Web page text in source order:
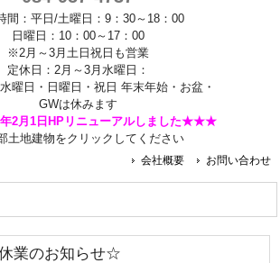
間：平日/土曜日：9：30～18：00
日曜日：10：00～17：00
※2月～3月土日祝日も営業
定休日：2月～3月水曜日：
曜日・日曜日・祝日 年末年始・お盆・
GWは休みます
2月1日HPリニューアルしました★★★
土地建物をクリックしてください
会社概要 お問い合わせ
業のお知らせ☆